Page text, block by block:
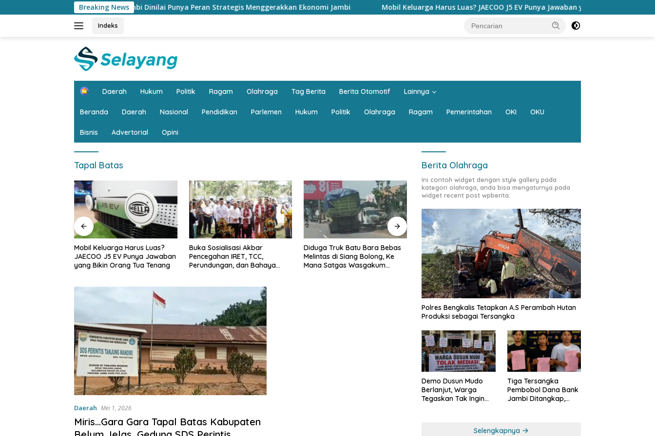
ke
Breaking News
Bank Jambi Dinilai Punya Peran Strategis Menggerakkan Ekonomi Jambi Mobil Keluarga Harus Luas? JAECOO J5 EV Punya Jawaban yang Bikin Orang Tua Tenang
Indeks
H
e
Daerah Hukum Politik Ragam Olahraga Tag Berita Berita Otomotif Lainnya
Beranda Daerah Nasional Pendidikan Parlemen Hukum Politik Olahraga Ragam Pemerintahan OKI OKU
Bisnis Advertorial Opini
Tapal Batas
Mobil Keluarga Harus Luas?
JAECOO J5 EV Punya Jawaban
yang Bikin Orang Tua Tenang
Buka Sosialisasi Akbar
Pencegahan IRET, TCC,
Perundungan, dan Bahaya
bisa jaga diri, 60% masa
depan sudah ada di tangan”
Diduga Truk Batu Bara Bebas
Melintas di Siang Bolong, Ke
Mana Satgas Wasgakum
Pertamina EP Jambi Imbau
Masyarakat Tidak Beraktivitas
di Atas Jalur Pipa Migas Demi
Keselamatan Bersama
DPC PKB OKI Gelar Rakercab
Perdana Pasca-Pelantikan
Serentak, Ketua Ajak Seluruh
Kader Bahu-membahu
Besarkan Partai
Daerah Mei 1, 2026
Miris…Gara Gara Tapal Batas Kabupaten
Berita Olahraga
Ini contoh widget dengan style gallery pada
kategori olahraga, anda bisa mengaturnya pada
widget recent post wpberita.
Polres Bengkalis Tetapkan A.S Perambah Hutan
Produksi sebagai Tersangka
Demo Dusun Mudo
Berlanjut, Warga
Tegaskan Tak Ingin
Tiga Tersangka
Pembobol Dana Bank
Jambi Ditangkap,
Miliar
Selengkapnya